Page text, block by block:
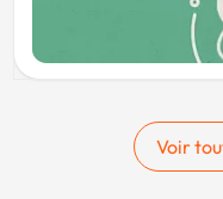
Voir